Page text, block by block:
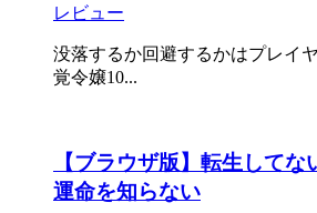
レビュー
没落するか回避するかはプレイ
覚令嬢10...
【ブラウザ版】転生して
運命を知らない